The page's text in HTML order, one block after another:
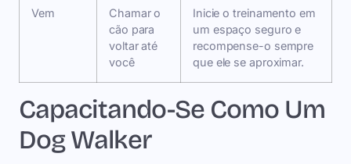
Vem
Chamar o
cão para
voltar até
você
Inicie o treinamento em
um espaço seguro e
recompense-o sempre
que ele se aproximar.
Capacitando-Se Como Um
Dog Walker